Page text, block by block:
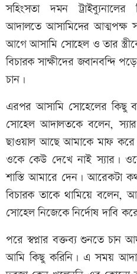
সহিংসতা দমন
আদালতে আসামিদের আত্মপক্ষ
আগে আসামি সোহেল ও তার
বিচারক সাক্ষীদের জবানবন্দি
চান।
এরপর আসামি সোহেলের কিছু
সোহেল আদালতকে বলেন,
ছাওয়াল আছে আমাকে মাফ করে
ওকে কেউ দেখে নাই স্যার।
শাস্তি আমারে দেন। আরেকটা
বিচারক তাকে থামিয়ে
সোহেল নিজেকে নির্দোষ দাবি
পরে স্বপ্নার বক্তব্য শুনতে চান
আমি কিছু করিনি। এ সময়